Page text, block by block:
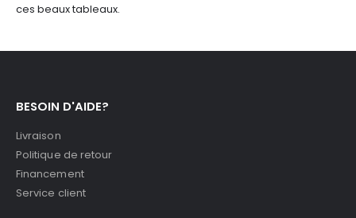
ces beaux tableaux.
BESOIN D'AIDE?
Livraison
Politique de retour
Financement
Service client